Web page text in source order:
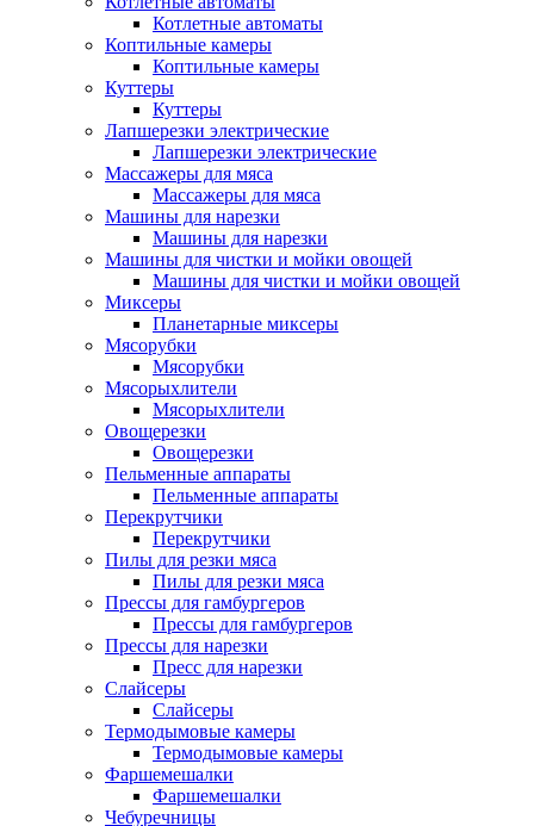
Котлетные автоматы
Коптильные камеры
Коптильные камеры
Куттеры
Куттеры
Лапшерезки электрические
Лапшерезки электрические
Массажеры для мяса
Массажеры для мяса
Машины для нарезки
Машины для нарезки
Машины для чистки и мойки овощей
Машины для чистки и мойки овощей
Миксеры
Планетарные миксеры
Мясорубки
Мясорубки
Мясорыхлители
Мясорыхлители
Овощерезки
Овощерезки
Пельменные аппараты
Пельменные аппараты
Перекрутчики
Перекрутчики
Пилы для резки мяса
Пилы для резки мяса
Прессы для гамбургеров
Прессы для гамбургеров
Прессы для нарезки
Пресс для нарезки
Слайсеры
Слайсеры
Термодымовые камеры
Термодымовые камеры
Фаршемешалки
Фаршемешалки
Чебуречницы